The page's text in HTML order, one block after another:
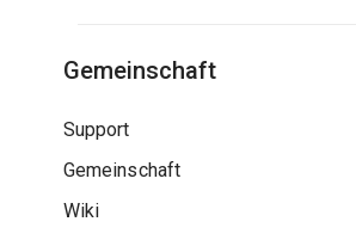
Gemeinschaft
Support
Gemeinschaft
Wiki